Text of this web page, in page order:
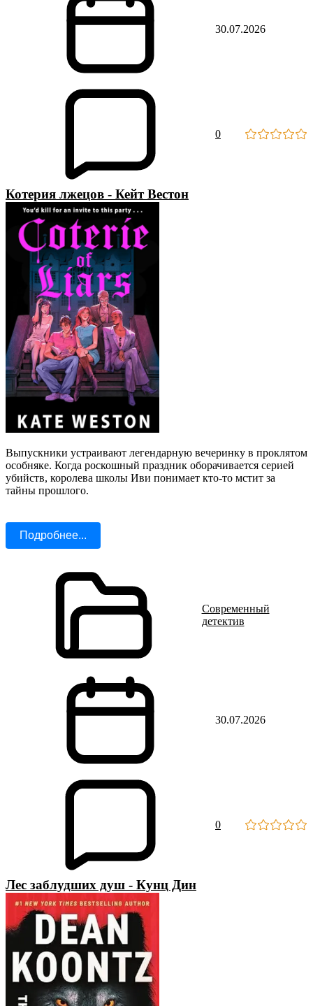
30.07.2026
0
Котерия лжецов - Кейт Вестон
Выпускники устраивают легендарную вечеринку в проклятом
особняке. Когда роскошный праздник оборачивается серией
убийств, королева школы Иви понимает кто-то мстит за
тайны прошлого.
Подробнее...
Современный
детектив
30.07.2026
0
Лес заблудших душ - Кунц Дин